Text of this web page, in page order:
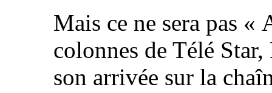
Mais ce ne sera pas «
colonnes de Télé
son arrivée sur la